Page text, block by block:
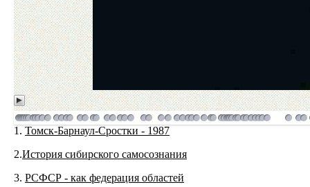
1. Томск-Барнаул-Сростки - 1987
2.История сибирского самосознания
3. РСФСР - как федерация областей